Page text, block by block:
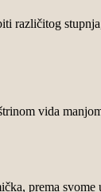
različitog
vida
prema